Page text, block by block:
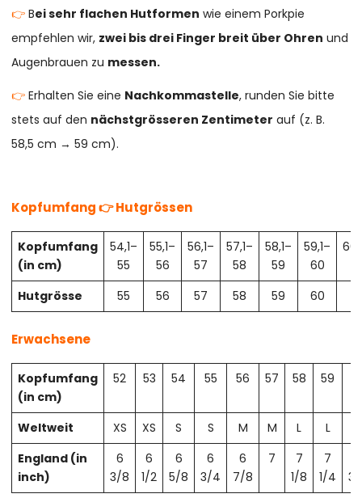
👉Bei sehr flachen Hutformen wie einem Porkpie
empfehlen wir, zwei bis drei Finger breit über Ohren und
Augenbrauen zu messen.
👉Erhalten Sie eine Nachkommastelle, runden Sie bitte
stets auf den nächstgrösseren Zentimeter auf (z. B.
58,5 cm → 59 cm).
Kopfumfang 👉 Hutgrössen
Kopfumfang
(in cm)
54,1–
55
55,1–
56
56,1–
57
57,1–
58
58,1–
59
59,1–
60
Hutgrösse
55 56 57 58 59 60
Erwachsene
Kopfumfang
(in cm)
52 53 54 55 56 57 58 59
Weltweit XS XS S S M M L L
England (in
inch)
6
3/8
6
1/2
6
5/8
6
3/4
6
7/8
7
7
1/8
7
1/4